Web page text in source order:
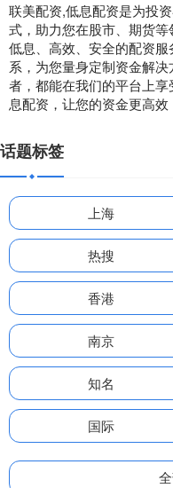
联美配资,低息配资是为投
式，助力您在股市、期货
低息、高效、安全的配资
系，为您量身定制资金解
者，都能在我们的平台上
息配资，让您的资金更高效
话题标签
上海
热搜
香港
南京
知名
国际